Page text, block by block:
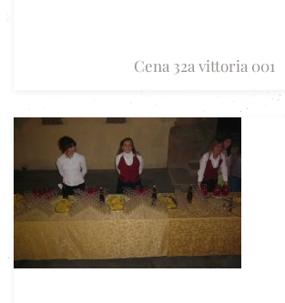
Cena 32a vittoria 001